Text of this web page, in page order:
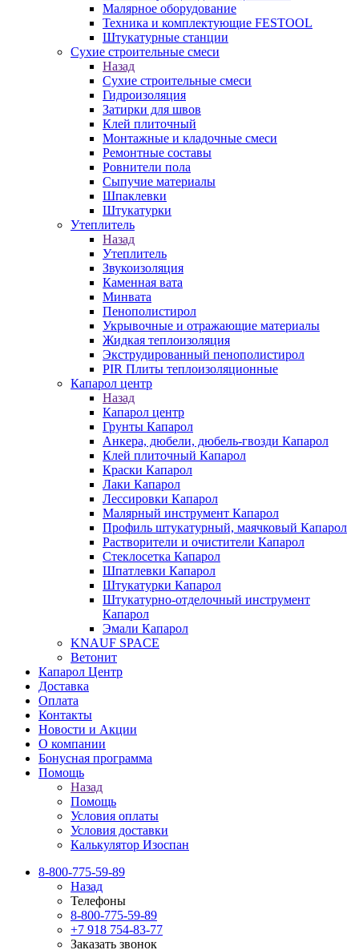
Малярное оборудование
Техника и комплектующие FESTOOL
Штукатурные станции
Сухие строительные смеси
Назад
Сухие строительные смеси
Гидроизоляция
Затирки для швов
Клей плиточный
Монтажные и кладочные смеси
Ремонтные составы
Ровнители пола
Сыпучие материалы
Шпаклевки
Штукатурки
Утеплитель
Назад
Утеплитель
Звукоизоляция
Каменная вата
Минвата
Пенополистирол
Укрывочные и отражающие материалы
Жидкая теплоизоляция
Экструдированный пенополистирол
PIR Плиты теплоизоляционные
Капарол центр
Назад
Капарол центр
Грунты Капарол
Анкера, дюбели, дюбель-гвозди Капарол
Клей плиточный Капарол
Краски Капарол
Лаки Капарол
Лессировки Капарол
Малярный инструмент Капарол
Профиль штукатурный, маячковый Капарол
Растворители и очистители Капарол
Cтеклосетка Капарол
Шпатлевки Капарол
Штукатурки Капарол
Штукатурно-отделочный инструмент
Капарол
Эмали Капарол
KNAUF SPACE
Ветонит
Капарол Центр
Доставка
Оплата
Контакты
Новости и Акции
О компании
Бонусная программа
Помощь
Назад
Помощь
Условия оплаты
Условия доставки
Калькулятор Изоспан
8-800-775-59-89
Назад
Телефоны
8-800-775-59-89
+7 918 754-83-77
Заказать звонок